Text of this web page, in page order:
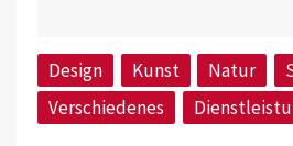
Design Kunst Natur
Verschiedenes